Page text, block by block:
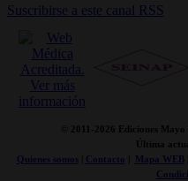
Suscribirse a este canal RSS
© 2011-2026 Ediciones Mayo
Última
Quienes somos| Contacto Mapa WEB|